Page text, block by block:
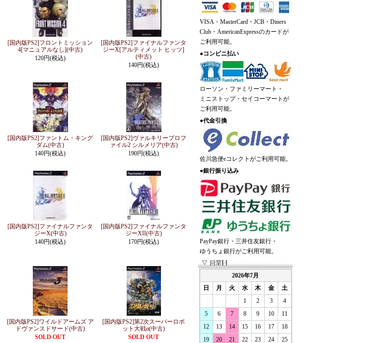
[国内版PS2]フロントミッション
4[マニュアルなし](中古)
120円(税込)
[国内版PS2]ファイナルファンタ
ジーX[アルティメット ヒッツ]
(中古)
140円(税込)
[国内版PS2]ファントム・キング
ダム(中古)
140円(税込)
[国内版PS2]ヴァルキリープロフ
ァイル2 シルメリア(中古)
190円(税込)
[国内版PS2]ファイナルファンタ
ジーX(中古)
140円(税込)
[国内版PS2]ファイナルファンタ
ジーXII(中古)
170円(税込)
[国内版PS2]ワイルドアームズ ア
ドヴァンスドサード(中古)
SOLD OUT
[国内版PS2]第2次スーパーロボ
ット大戦α(中古)
SOLD OUT
VISA・MasterCard・JCB・Diners
Club・AmericanExpressのカードが
ご利用可能。
●コンビニ払い
ローソン・ファミリーマート・
ミニストップ・セイコーマートが
ご利用可能。
●代金引換
佐川急便eコレクトがご利用可能。
●銀行振り込み
PayPay銀行・三井住友銀行・
ゆうちょ銀行がご利用可能。
2026年7月
日
月 火 水 木 金
土
1
2 3
4
5
6 7 8 9 10
11
12
13 14 15 16 17
18
19
20 21 22 23 24
25